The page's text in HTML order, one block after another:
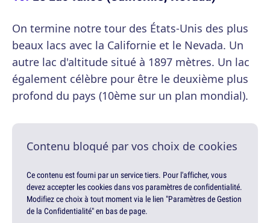
On termine notre tour des États-Unis des plus
beaux lacs avec la Californie et le Nevada. Un
autre lac d'altitude situé à 1897 mètres. Un lac
également célèbre pour être le deuxième plus
profond du pays (10ème sur un plan mondial).
Contenu bloqué par vos choix de cookies
Ce contenu est fourni par un service tiers. Pour l'afficher, vous
devez accepter les cookies dans vos paramètres de confidentialité.
Modifiez ce choix à tout moment via le lien "Paramètres de Gestion
de la Confidentialité" en bas de page.